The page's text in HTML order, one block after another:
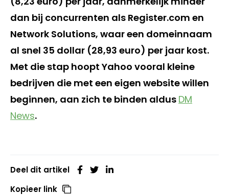
dan bij concurrenten als Register.com en
Network Solutions, waar een domeinnaam
al snel 35 dollar (28,93 euro) per jaar kost.
Met die stap hoopt Yahoo vooral kleine
bedrijven die met een eigen website willen
beginnen, aan zich te binden aldus DM
News.
Deel dit artikel
Kopieer link